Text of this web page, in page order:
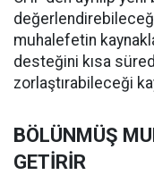
muhalefetin
desteğini kısa
zorlaştırabileceği
BÖLÜNMÜŞ
GETİRİR